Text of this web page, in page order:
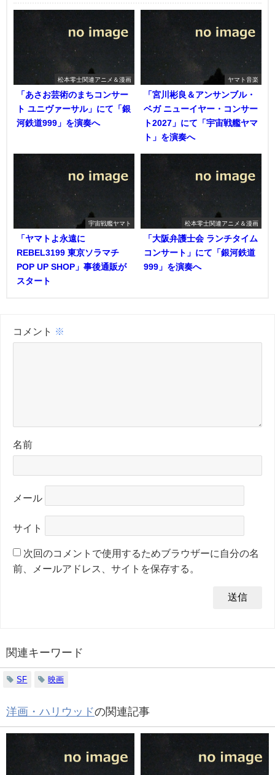
松本零士関連アニメ＆漫画
「あさお芸術のまちコンサー
ト ユニヴァーサル」にて「銀
河鉄道999」を演奏へ
ヤマト音楽
「宮川彬良＆アンサンブル・
ベガ ニューイヤー・コンサー
ト2027」にて「宇宙戦艦ヤマ
ト」を演奏へ
宇宙戦艦ヤマト
「ヤマトよ永遠に
REBEL3199 東京ソラマチ
POP UP SHOP」事後通販が
スタート
松本零士関連アニメ＆漫画
「大阪弁護士会 ランチタイム
コンサート」にて「銀河鉄道
999」を演奏へ
コメント ※
名前
メール
サイト
次回のコメントで使用するためブラウザーに自分の名
前、メールアドレス、サイトを保存する。
関連キーワード
SF 映画
洋画・ハリウッドの関連記事